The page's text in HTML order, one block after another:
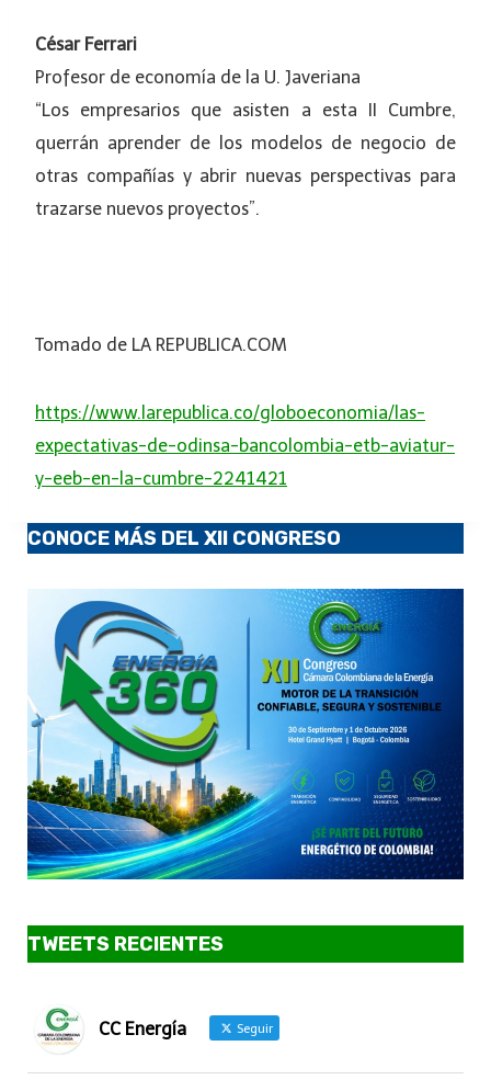
César Ferrari
Profesor de economía de la U. Javeriana
“Los empresarios que asisten a esta II Cumbre,
querrán aprender de los modelos de negocio de
otras compañías y abrir nuevas perspectivas para
trazarse nuevos proyectos”.
Tomado de LA REPUBLICA.COM
https://www.larepublica.co/globoeconomia/las-
expectativas-de-odinsa-bancolombia-etb-aviatur-
y-eeb-en-la-cumbre-2241421
CONOCE MÁS DEL XII CONGRESO
TWEETS RECIENTES
CC Energía Seguir